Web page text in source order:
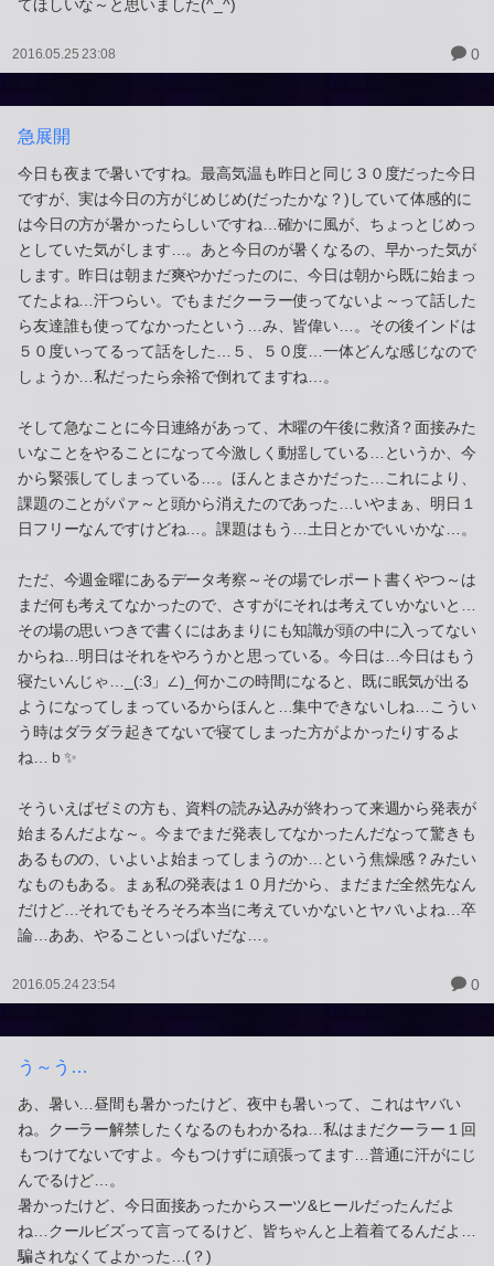
てほしいな～と思いました(^_^)
2016.05.25 23:08 0
急展開
今日も夜まで暑いですね。最高気温も昨日と同じ３０度だった今日
ですが、実は今日の方がじめじめ(だったかな？)していて体感的に
は今日の方が暑かったらしいですね…確かに風が、ちょっとじめっ
としていた気がします…。あと今日のが暑くなるの、早かった気が
します。昨日は朝まだ爽やかだったのに、今日は朝から既に始まっ
てたよね…汗つらい。でもまだクーラー使ってないよ～って話した
ら友達誰も使ってなかったという…み、皆偉い…。その後インドは
５０度いってるって話をした…５、５０度…一体どんな感じなので
しょうか…私だったら余裕で倒れてますね…。
そして急なことに今日連絡があって、木曜の午後に救済？面接みた
いなことをやることになって今激しく動揺している…というか、今
から緊張してしまっている…。ほんとまさかだった…これにより、
課題のことがパァ～と頭から消えたのであった…いやまぁ、明日１
日フリーなんですけどね…。課題はもう…土日とかでいいかな…。
ただ、今週金曜にあるデータ考察～その場でレポート書くやつ～は
まだ何も考えてなかったので、さすがにそれは考えていかないと…
その場の思いつきで書くにはあまりにも知識が頭の中に入ってない
からね…明日はそれをやろうかと思っている。今日は…今日はもう
寝たいんじゃ…_(:3」∠)_何かこの時間になると、既に眠気が出る
ようになってしまっているからほんと…集中できないしね…こうい
う時はダラダラ起きてないで寝てしまった方がよかったりするよ
ね…ｂ✨
そういえばゼミの方も、資料の読み込みが終わって来週から発表が
始まるんだよな～。今までまだ発表してなかったんだなって驚きも
あるものの、いよいよ始まってしまうのか…という焦燥感？みたい
なものもある。まぁ私の発表は１０月だから、まだまだ全然先なん
だけど…それでもそろそろ本当に考えていかないとヤバいよね…卒
論…ああ、やることいっぱいだな…。
2016.05.24 23:54 0
う～う…
あ、暑い…昼間も暑かったけど、夜中も暑いって、これはヤバい
ね。クーラー解禁したくなるのもわかるね…私はまだクーラー１回
もつけてないですよ。今もつけずに頑張ってます…普通に汗がにじ
んでるけど…。
暑かったけど、今日面接あったからスーツ&ヒールだったんだよ
ね…クールビズって言ってるけど、皆ちゃんと上着着てるんだよ…
騙されなくてよかった…(？)